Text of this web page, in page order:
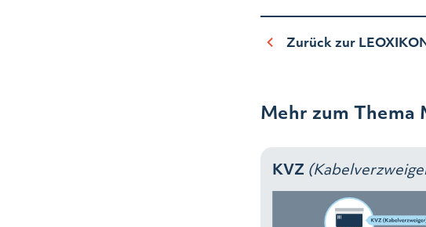
Zurück zur
Mehr zum Thema
KVZ